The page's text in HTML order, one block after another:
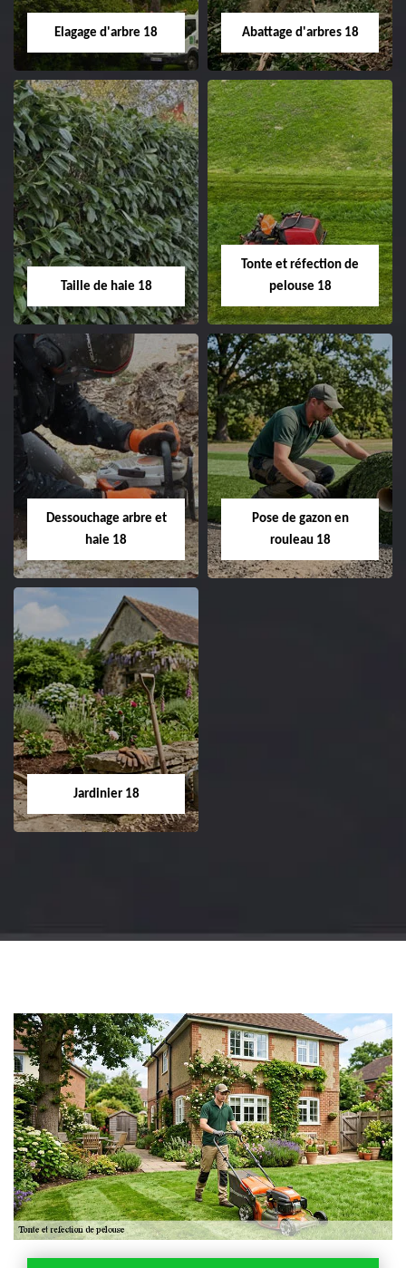
Spécialiste en pose et
changement grillage et
clôture 18 Cher tel:
02.52.56.49.40
Elagage d'arbre 18
Elagage d'arbre 18
Entreprise élagage
d'arbre 18 Cher tel:
02.52.56.49.40
Abattage d'arbres 18
Abattage d'arbres
18
Entreprise abattage
Taille de haie 18
Taille de haie 18
Entreprise taille de haie
18 Cher tel:
02.52.56.49.40
Tonte et réfection de
pelouse 18
Tonte et réfection
de pelouse 18
Entreprise tonte et
Cher tel: 02.52.56.49.40
Dessouchage arbre et
haie 18
Dessouchage arbre
et haie 18
Entreprise dessouchage
arbre et haie 18 Cher
Pose de gazon en
rouleau 18
Jardinier 18